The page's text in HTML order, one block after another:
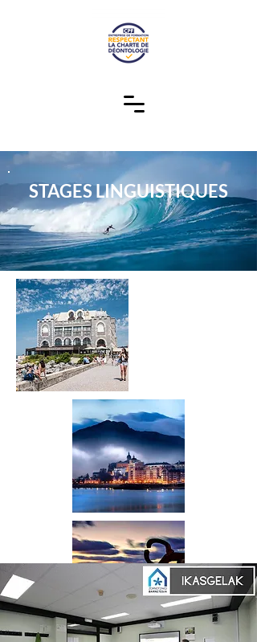
STAGES LINGUISTIQUES